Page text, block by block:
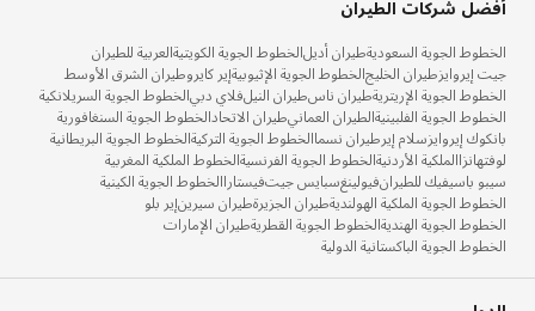
أفضل شركات الطيران
الخطوط الجوية السعوديةطيران أديلالخطوط الجوية الكويتيةالعربية للطيران
جيت إيروايزطيران الخليجالخطوط الجوية الإثيوبيةإير كايروطيران الشرق الأوسط
الخطوط الجوية الإريتريةطيران ناسطيران النيلفلاي دبيالخطوط الجوية السريلانكية
الخطوط الجوية الفلبينيةالطيران العمانيطيران الاتحادالخطوط الجوية السنغافورية
بانكوك إيروايزسلام إيرطيران نسماالخطوط الجوية التركيةالخطوط الجوية البريطانية
لوفتهانزاالملكية الأردنيةالخطوط الجوية الفرنسيةالخطوط الملكية المغربية
سيبو باسيفيك للطيرانفيولينغسبايس جيتفيستاراالخطوط الجوية الكينية
الخطوط الجوية الملكية الهولنديةطيران الجزيرةطيران سيرينإير بلو
الخطوط الجوية الهنديةالخطوط الجوية القطريةطيران الإمارات
الخطوط الجوية الباكستانية الدولية